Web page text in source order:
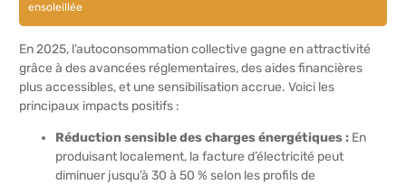
ensoleillée
En 2025, l’autoconsommation collective gagne en attractivité
grâce à des avancées réglementaires, des aides financières
plus accessibles, et une sensibilisation accrue. Voici les
principaux impacts positifs :
Réduction sensible des charges énergétiques : En
produisant localement, la facture d’électricité peut
diminuer jusqu’à 30 à 50 % selon les profils de